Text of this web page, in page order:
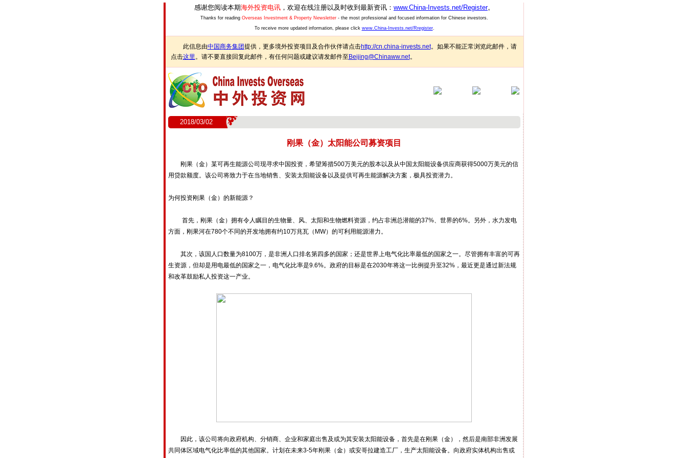
感谢您阅读本期海外投资电讯 ，欢迎在线注册以及时收到最新资讯： www.China-Invests.net/Register。
Thanks for reading Overseas Investment & Property Newsletter - the most professional and focused information for Chinese investors.
To receive more updated information, please click www.China-Invests.net/Rregister.
此信息由中国商务集团提供，更多境外投资项目及合作伙伴请点击http://cn.china-invests.net。如果不能正常浏览此邮件，请
点击这里。请不要直接回复此邮件，有任何问题或建议请发邮件至 Beijing@Chinaww.net。
2018/03/02
刚果（金）太阳能公司募资项目
刚果（金）某可再生能源公司现寻求中国投资，希望筹措500万美元的股本以及从中国太阳能设备供应商获得5000万美元的信
用贷款额度。该公司将致力于在当地销售、安装太阳能设备以及提供可再生能源解决方案，极具投资潜力。
为何投资刚果（金）的新能源？
首先，刚果（金）拥有令人瞩目的生物量、风、太阳和生物燃料资源，约占非洲总潜能的37%、世界的6%。另外，水力发电
方面，刚果河在780个不同的开发地拥有约10万兆瓦（MW）的可利用能源潜力。
其次，该国人口数量为8100万，是非洲人口排名第四多的国家；还是世界上电气化比率最低的国家之一。尽管拥有丰富的可再
生资源，但却是用电最低的国家之一，电气化比率是9.6%。政府的目标是在2030年将这一比例提升至32%，最近更是通过新法规
和改革鼓励私人投资这一产业。
因此，该公司将向政府机构、分销商、企业和家庭出售及或为其安装太阳能设备，首先是在刚果（金），然后是南部非洲发展
共同体区域电气化比率低的其他国家。计划在未来3-5年刚果（金）或安哥拉建造工厂，生产太阳能设备。向政府实体机构出售或